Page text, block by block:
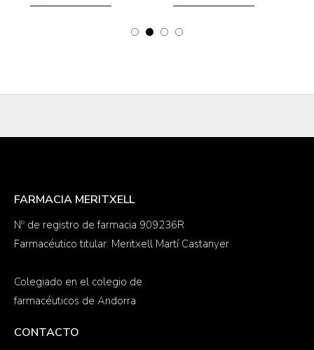
FARMACIA MERITXELL
Nº de registro de farmacia 909236R
Farmacéutico titular: Meritxell Martí Castanyer
Colegiado en el colegio de
farmacéuticos de Andorra
CONTACTO